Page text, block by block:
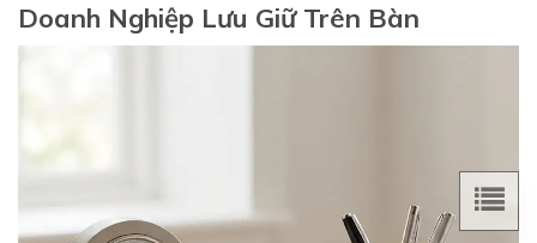
Doanh Nghiệp Lưu Giữ Trên Bàn